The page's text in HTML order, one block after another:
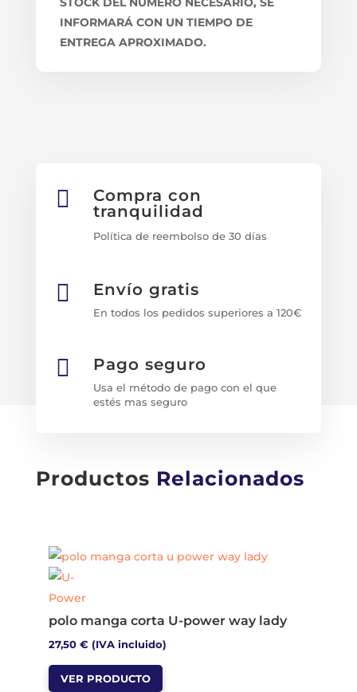
INFORMARÁ CON UN TIEMPO DE
ENTREGA APROXIMADO.

Compra con
tranquilidad
Política de reembolso de 30 días
 Envío gratis
En todos los pedidos superiores a 120€
 Pago seguro
Usa el método de pago con el que
estés mas seguro
Productos Relacionados
polo manga corta U-power way lady
27,50 € (IVA incluido)
VER PRODUCTO
Este